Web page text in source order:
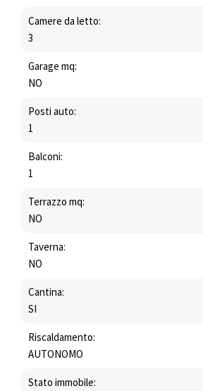
Camere da letto:
3
Garage mq:
NO
Posti auto:
1
Balconi:
1
Terrazzo mq:
NO
Taverna:
NO
Cantina:
SI
Riscaldamento:
AUTONOMO
Stato immobile: